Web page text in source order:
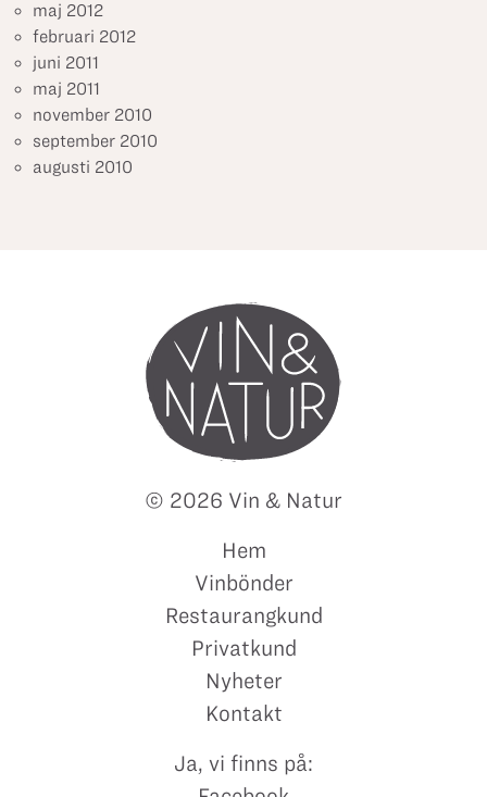
maj 2012
februari 2012
juni 2011
maj 2011
november 2010
september 2010
augusti 2010
© 2026 Vin & Natur
Hem
Vinbönder
Restaurangkund
Privatkund
Nyheter
Kontakt
Ja, vi finns på: